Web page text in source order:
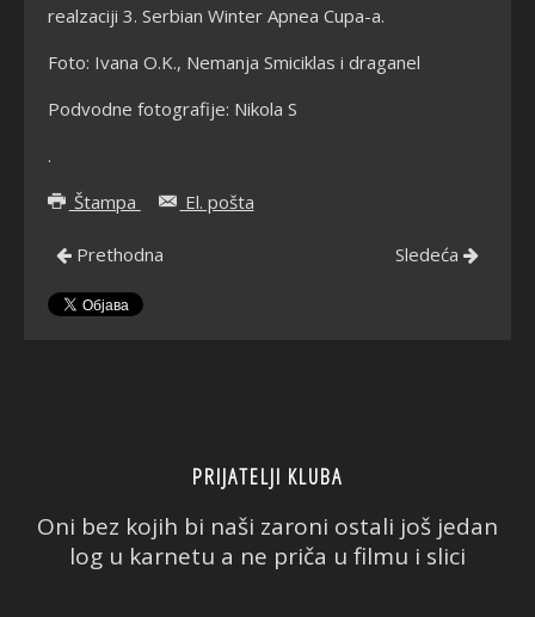
realzaciji 3. Serbian Winter Apnea Cupa-a.
Foto: Ivana O.K., Nemanja Smiciklas i draganel
Podvodne fotografije: Nikola S
.
Štampa
El. pošta
Prethodna Sledeća
PRIJATELJI KLUBA
Oni bez kojih bi naši zaroni ostali još jedan
log u karnetu a ne priča u filmu i slici